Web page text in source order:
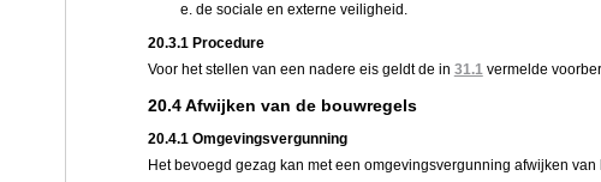
de sociale en externe veiligheid.
20.3.1 Procedure
Voor het stellen van een nadere eis geldt de in 31.1 vermelde
20.4 Afwijken van de bouwregels
20.4.1 Omgevingsvergunning
Het bevoegd gezag kan met een omgevingsvergunning afwijken van